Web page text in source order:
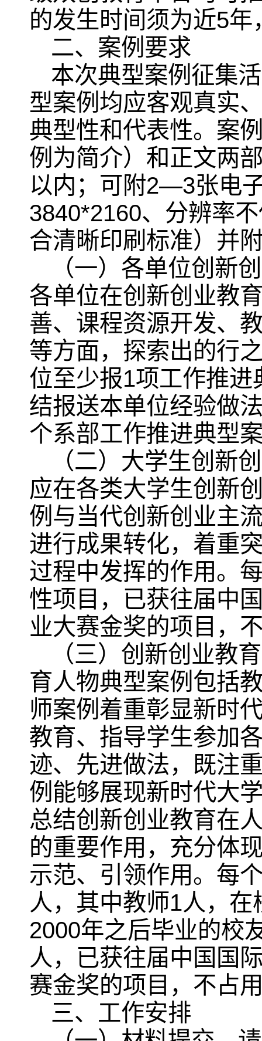
的发生时间须为近5
二、案例要求
本次典型案例征集
型案例均应客观真实
典型性和代表性。案
例为简介）和正文两
以内；可附2—3张电
3840*2160、分辨率
合清晰印刷标准）并
（一）各单位创新
各单位在创新创业教
善、课程资源开发、
等方面，探索出的行
位至少报1项工作推
结报送本单位经验做
个系部工作推进典型
（二）大学生创新
应在各类大学生创新
例与当代创新创业主
进行成果转化，着重
过程中发挥的作用。
性项目，已获往届中
业大赛金奖的项目，
（三）创新创业教育
育人物典型案例包括
师案例着重彰显新时
教育、指导学生参加
迹、先进做法，既注
例能够展现新时代大
总结创新创业教育在
的重要作用，充分体
示范、引领作用。每
人，其中教师1人，
2000年之后毕业的校
人，已获往届中国国
赛金奖的项目，不占
三、工作安排